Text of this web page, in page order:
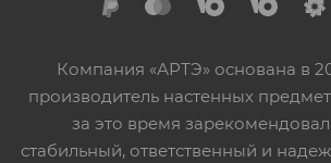
Компания «АРТЭ» основана в
производитель настенных
за это время
стабильный, ответственный и